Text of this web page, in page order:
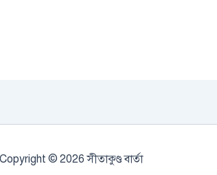
Copyright © 2026 সীতাকুণ্ড বার্তা